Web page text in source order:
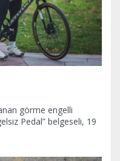
görme engelli
Pedal” belgeseli, 19